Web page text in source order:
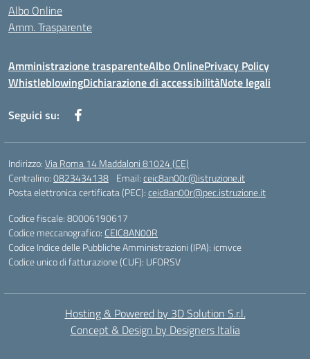
Albo Online
Amm. Trasparente
Amministrazione trasparenteAlbo OnlinePrivacy Policy
WhistleblowingDichiarazione di accessibilitàNote legali
Seguici su:
Indirizzo:Via Roma 14 Maddaloni 81024 (CE)
Centralino:0823434138 Email:ceic8an00r@istruzione.it
Posta elettronica certificata (PEC):ceic8an00r@pec.istruzione.it
Codice fiscale: 80006190617
Codice meccanografico: CEIC8AN00R
Codice Indice delle Pubbliche Amministrazioni (IPA): icmvce
Codice unico di fatturazione (CUF): UFORSV
Hosting & Powered by 3D Solution S.r.l.
Concept & Design by Designers Italia